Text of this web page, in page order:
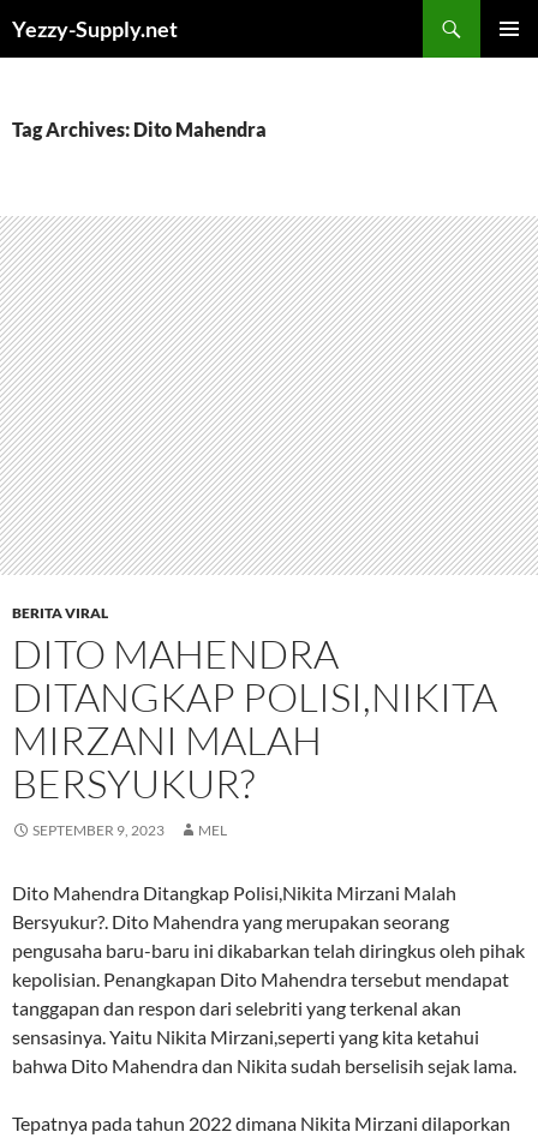
Yezzy-Supply.net
Tag Archives: Dito Mahendra
BERITA VIRAL
DITO MAHENDRA
DITANGKAP POLISI,NIKITA
MIRZANI MALAH
BERSYUKUR?
SEPTEMBER 9, 2023 MEL
Dito Mahendra Ditangkap Polisi,Nikita Mirzani Malah
Bersyukur?. Dito Mahendra yang merupakan seorang
pengusaha baru-baru ini dikabarkan telah diringkus oleh pihak
kepolisian. Penangkapan Dito Mahendra tersebut mendapat
tanggapan dan respon dari selebriti yang terkenal akan
sensasinya. Yaitu Nikita Mirzani,seperti yang kita ketahui
bahwa Dito Mahendra dan Nikita sudah berselisih sejak lama.
Tepatnya pada tahun 2022 dimana Nikita Mirzani dilaporkan